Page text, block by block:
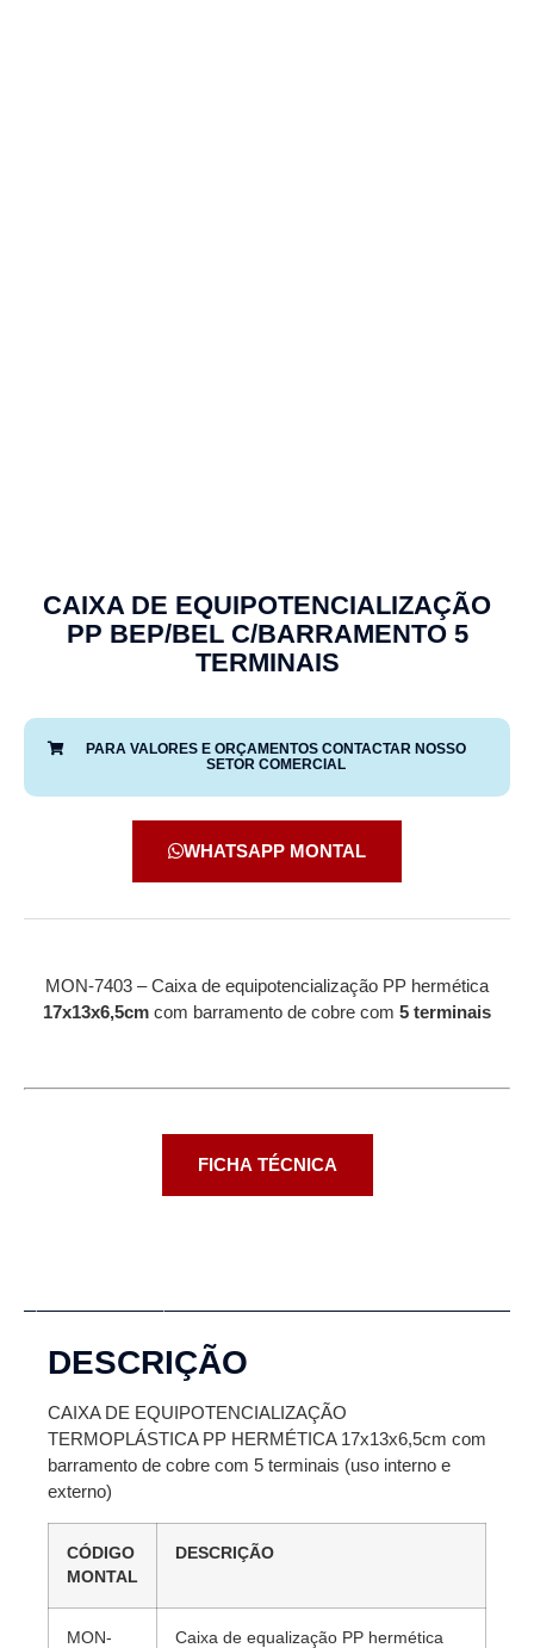
CAIXA DE EQUIPOTENCIALIZAÇÃO
PP BEP/BEL C/BARRAMENTO 5
TERMINAIS
PARA VALORES E ORÇAMENTOS CONTACTAR NOSSO
SETOR COMERCIAL
WHATSAPP MONTAL
MON-7403 – Caixa de equipotencialização PP hermética
17x13x6,5cm com barramento de cobre com 5 terminais
FICHA TÉCNICA
DESCRIÇÃO
CAIXA DE EQUIPOTENCIALIZAÇÃO
TERMOPLÁSTICA PP HERMÉTICA 17x13x6,5cm com
barramento de cobre com 5 terminais (uso interno e
externo)
CÓDIGO
MONTAL
DESCRIÇÃO
MON-
Caixa de equalização PP hermética